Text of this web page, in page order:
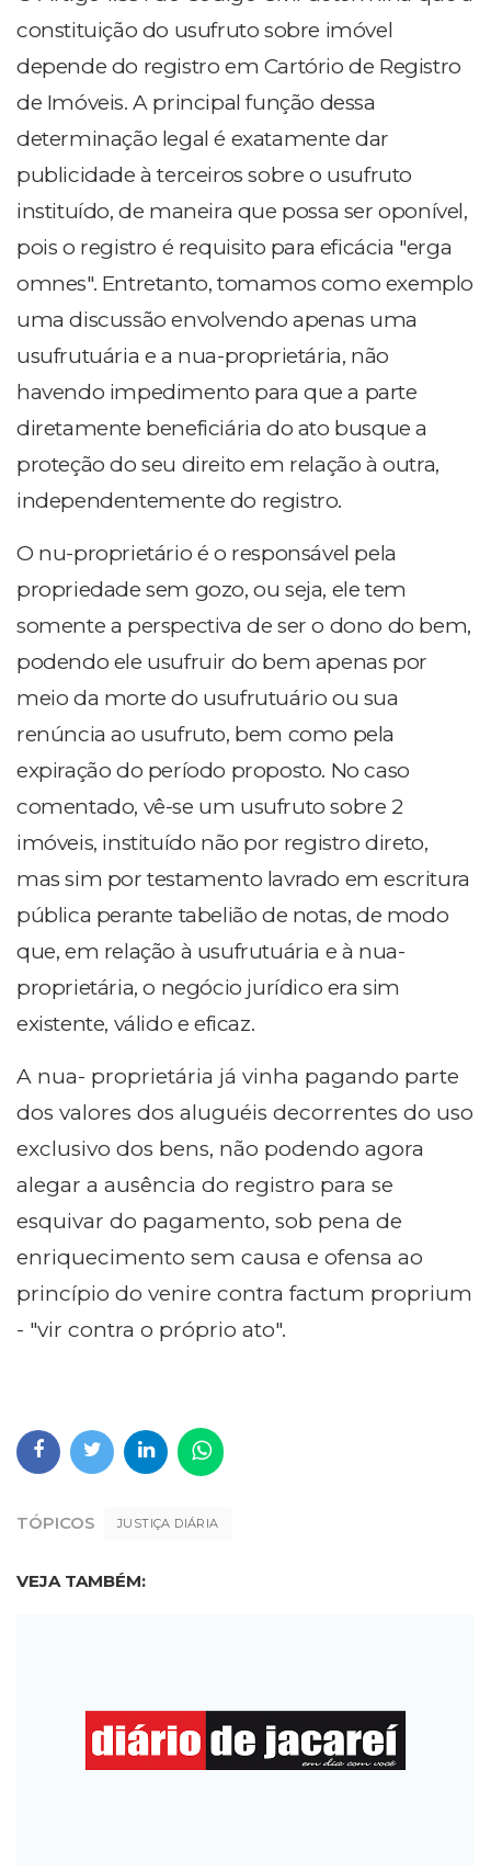
constituição do usufruto sobre imóvel
depende do registro em Cartório de Registro
de Imóveis. A principal função dessa
determinação legal é exatamente dar
publicidade à terceiros sobre o usufruto
instituído, de maneira que possa ser oponível,
pois o registro é requisito para eficácia "erga
omnes". Entretanto, tomamos como exemplo
uma discussão envolvendo apenas uma
usufrutuária e a nua-proprietária, não
havendo impedimento para que a parte
diretamente beneficiária do ato busque a
proteção do seu direito em relação à outra,
independentemente do registro.
O nu-proprietário é o responsável pela
propriedade sem gozo, ou seja, ele tem
somente a perspectiva de ser o dono do bem,
podendo ele usufruir do bem apenas por
meio da morte do usufrutuário ou sua
renúncia ao usufruto, bem como pela
expiração do período proposto. No caso
comentado, vê-se um usufruto sobre 2
imóveis, instituído não por registro direto,
mas sim por testamento lavrado em escritura
pública perante tabelião de notas, de modo
que, em relação à usufrutuária e à nua-
proprietária, o negócio jurídico era sim
existente, válido e eficaz.
A nua- proprietária já vinha pagando parte
dos valores dos aluguéis decorrentes do uso
exclusivo dos bens, não podendo agora
alegar a ausência do registro para se
esquivar do pagamento, sob pena de
enriquecimento sem causa e ofensa ao
princípio do venire contra factum proprium
- "vir contra o próprio ato".
TÓPICOS JUSTIÇA DIÁRIA
VEJA TAMBÉM: